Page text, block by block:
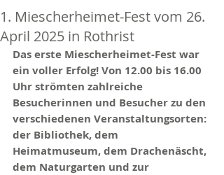
1. Miescherheimet-Fest vom 26.
April 2025 in Rothrist
Das erste Miescherheimet-Fest war
ein voller Erfolg! Von 12.00 bis 16.00
Uhr strömten zahlreiche
Besucherinnen und Besucher zu den
verschiedenen Veranstaltungsorten:
der Bibliothek, dem
Heimatmuseum, dem Drachenäscht,
dem Naturgarten und zur